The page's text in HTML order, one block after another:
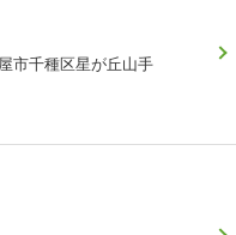
市千種区星が丘山手